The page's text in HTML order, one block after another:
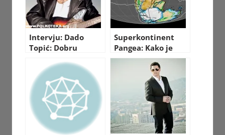
Intervju: Dado
Topić: Dobru
loši muzičari
Superkontinent
Pangea: Kako je
izgledao svijet